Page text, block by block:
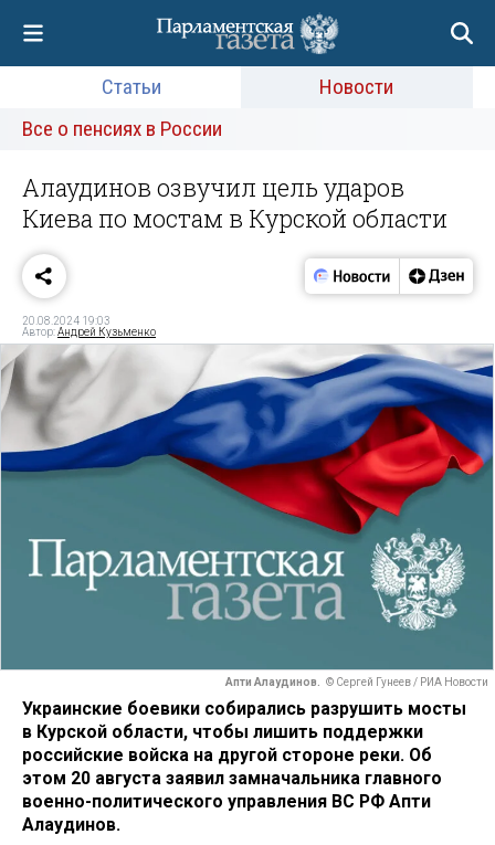
Статьи
Новости
Все о пенсиях в России
Алаудинов озвучил цель ударов
Киева по мостам в Курской области
20.08.2024 19:03
Автор:Андрей Кузьменко
Апти Алаудинов. © Сергей Гунеев / РИА Новости
Украинские боевики собирались разрушить мосты
в Курской области, чтобы лишить поддержки
российские войска на другой стороне реки. Об
этом 20 августа заявил замначальника главного
военно-политического управления ВС РФ Апти
Алаудинов.